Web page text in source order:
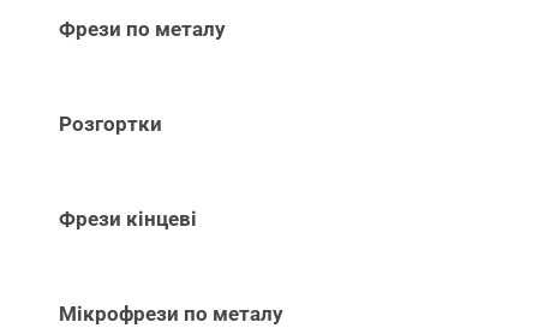
Фрези по металу
Розгортки
Фрези кінцеві
Мікрофрези по металу